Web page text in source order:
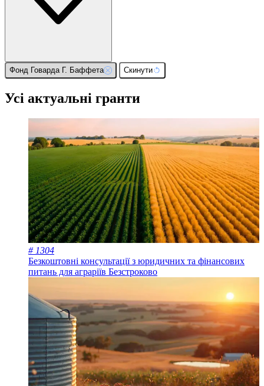
Фонд Говарда Г. Баффета Скинути
Усі актуальні гранти
# 1304
Безкоштовні консультації з юридичних та фінансових
питань для аграріїв Безстроково